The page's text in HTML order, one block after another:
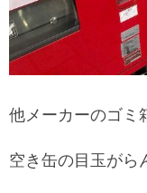
他メーカーのゴミ
空き缶の目玉がら